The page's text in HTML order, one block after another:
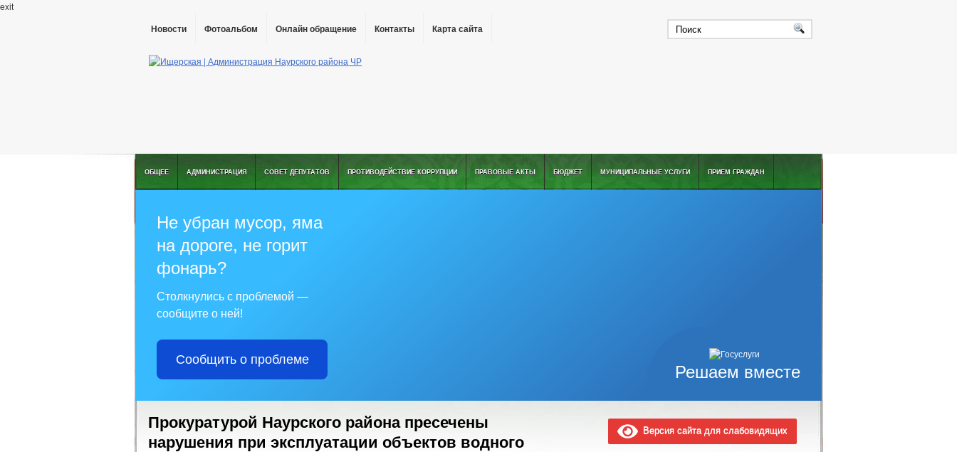
exit
Новости Фотоальбом Онлайн обращение Контакты Карта сайта
ОБЩЕЕ АДМИНИСТРАЦИЯ СОВЕТ ДЕПУТАТОВ ПРОТИВОДЕЙСТВИЕ КОРРУПЦИИ ПРАВОВЫЕ АКТЫ БЮДЖЕТ МУНИЦИПАЛЬНЫЕ УСЛУГИ ПРИЕМ ГРАЖДАН
Решаем вместе
Не убран мусор, яма
на дороге, не горит
фонарь?
Столкнулись с проблемой —
сообщите о ней!
Сообщить о проблеме
Прокуратурой Наурского района пресечены
нарушения при эксплуатации объектов водного
Версия сайта для слабовидящих